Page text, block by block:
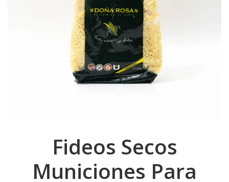
Fideos Secos
Municiones Para